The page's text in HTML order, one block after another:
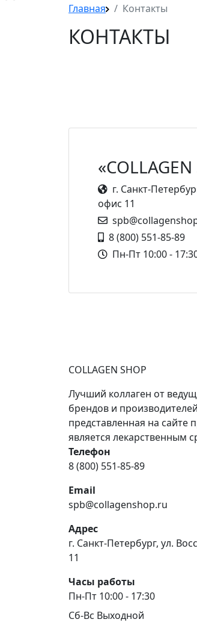
Главная
Контакты
КОНТАКТЫ
г. Санкт-
офис 11
8 (800) 551-85-89
Пн-Пт 10:00 -
COLLAGEN SHOP
Лучший коллаген от
брендов и
представленная на сайте
является лекарственным
Телефон
8 (800) 551-85-89
Email
spb@collagenshop.ru
Адрес
г. Санкт-Петербург, ул.
11
Часы работы
Пн-Пт 10:00 - 17:30
Сб-Вс Выходной